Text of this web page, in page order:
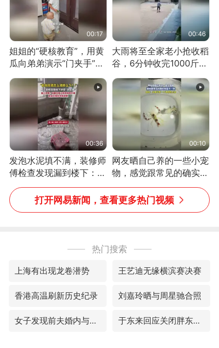
00:17
姐姐的“硬核教育”，用黄
瓜向弟弟演示“门夹手”，
网友：果然言传不如身
教！
00:46
大雨将至全家老小抢收稻
谷，6分钟收完1000斤，
没有一个人掉链子
00:36
发泡水泥填不满，装修师
傅检查发现漏到楼下：出
风口未延伸到外墙
00:10
网友晒自己养的一些小宠
物，感觉跟常见的确实有
些不一样
打开网易新闻，查看更多热门视频
热门搜索
上海有出现龙卷潜势 王艺迪无缘横滨赛决赛
香港高温刷新历史纪录 刘嘉玲晒与周星驰合照
女子发现前夫婚内与第三者育子 于东来回应关闭胖东来生活广场店